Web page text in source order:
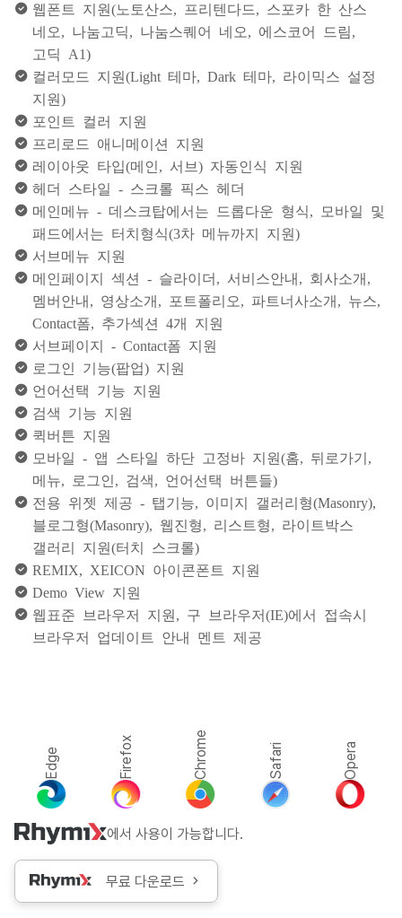
웹폰트 지원(노토산스, 프리텐다드, 스포카 한 산스
네오, 나눔고딕, 나눔스퀘어 네오, 에스코어 드림,
고딕 A1)
컬러모드 지원(Light 테마, Dark 테마, 라이믹스 설정
지원)
포인트 컬러 지원
프리로드 애니메이션 지원
레이아웃 타입(메인, 서브) 자동인식 지원
헤더 스타일 - 스크롤 픽스 헤더
메인메뉴 - 데스크탑에서는 드롭다운 형식, 모바일 및
패드에서는 터치형식(3차 메뉴까지 지원)
서브메뉴 지원
메인페이지 섹션 - 슬라이더, 서비스안내, 회사소개,
멤버안내, 영상소개, 포트폴리오, 파트너사소개, 뉴스,
Contact폼, 추가섹션 4개 지원
서브페이지 - Contact폼 지원
로그인 기능(팝업) 지원
언어선택 기능 지원
검색 기능 지원
퀵버튼 지원
모바일 - 앱 스타일 하단 고정바 지원(홈, 뒤로가기,
메뉴, 로그인, 검색, 언어선택 버튼들)
전용 위젯 제공 - 탭기능, 이미지 갤러리형(Masonry),
블로그형(Masonry), 웹진형, 리스트형, 라이트박스
갤러리 지원(터치 스크롤)
REMIX, XEICON 아이콘폰트 지원
Demo View 지원
웹표준 브라우저 지원, 구 브라우저(IE)에서 접속시
브라우저 업데이트 안내 멘트 제공
Edge Firefox Chrome Safari Opera
에서 사용이 가능합니다.
무료 다운로드